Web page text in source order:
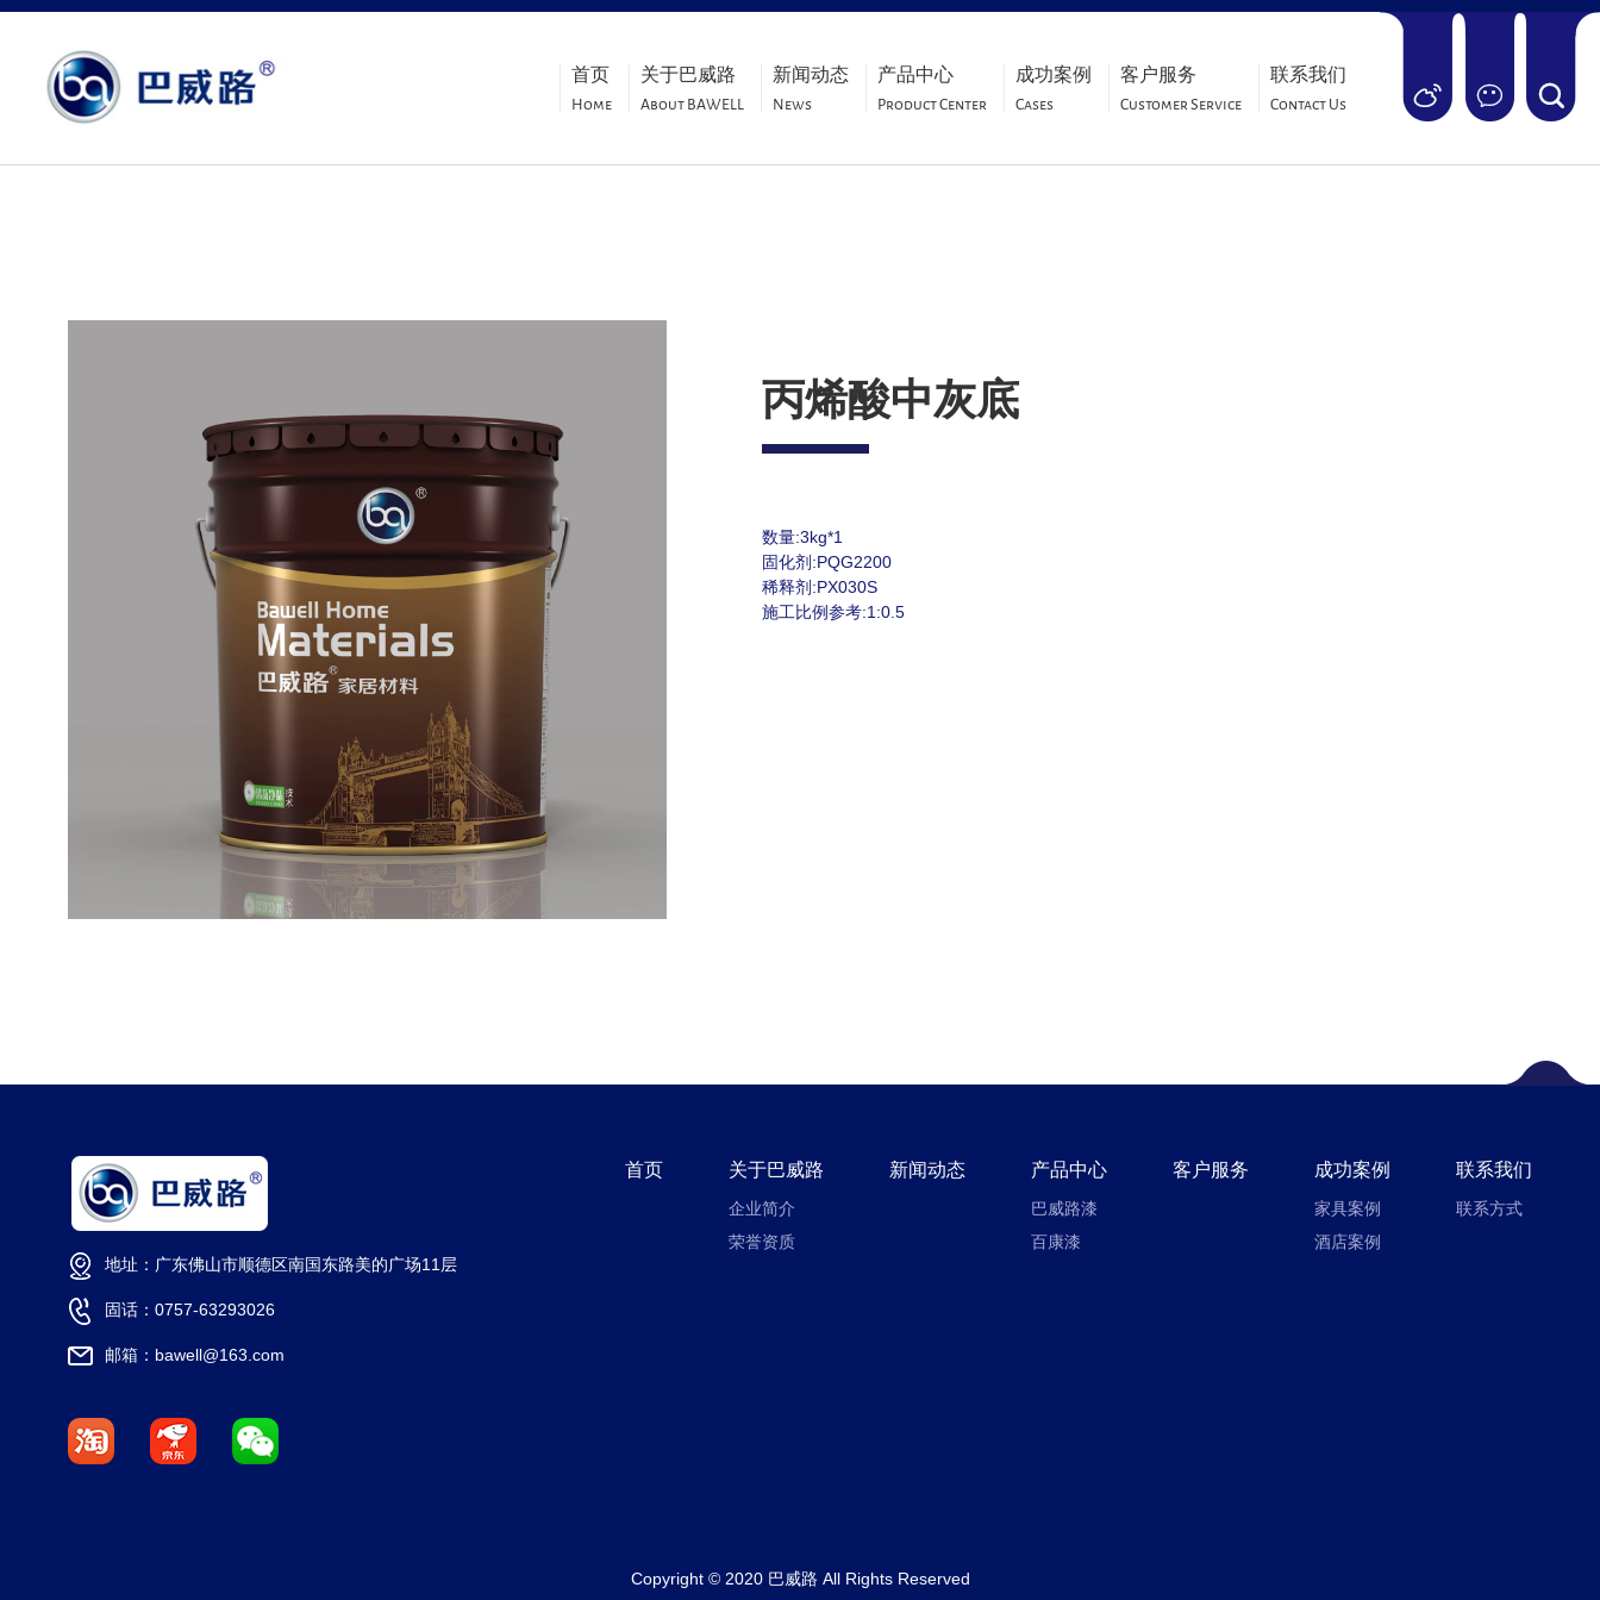
首页
Home
关于巴威路
About BAWELL
新闻动态
News
产品中心
Product Center
成功案例
Cases
客户服务
Customer Service
联系我们
Contact Us
丙烯酸中灰底
数量:3kg*1
固化剂:PQG2200
稀释剂:PX030S
施工比例参考:1:0.5
地址：广东佛山市顺德区南国东路美的广场11层
固话：0757-63293026
邮箱：bawell@163.com
首页 关于巴威路
企业简介
荣誉资质
新闻动态 产品中心
巴威路漆
百康漆
客户服务 成功案例
家具案例
酒店案例
联系我们
联系方式
Copyright © 2020 巴威路 All Rights Reserved